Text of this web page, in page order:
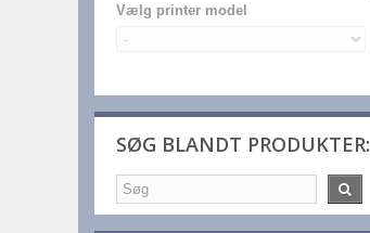
Vælg printer model
SØG BLANDT PRODUKTER: